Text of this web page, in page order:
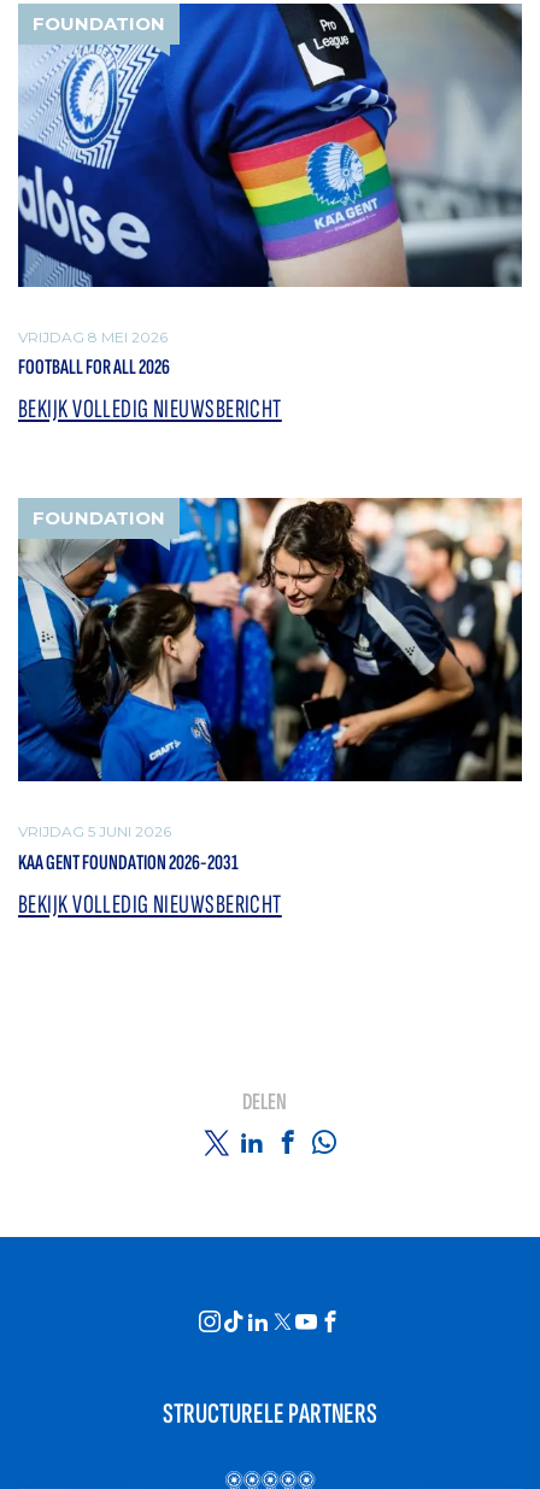
FOUNDATION
VRIJDAG 8 MEI 2026
FOOTBALL FOR ALL 2026
BEKIJK VOLLEDIG NIEUWSBERICHT
FOUNDATION
VRIJDAG 5 JUNI 2026
KAA GENT FOUNDATION 2026-2031
BEKIJK VOLLEDIG NIEUWSBERICHT
DELEN
STRUCTURELE PARTNERS